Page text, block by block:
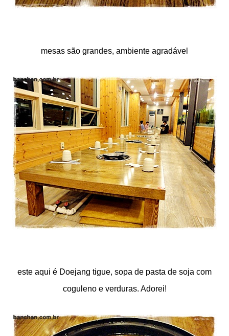
mesas são grandes, ambiente agradável
este aqui é Doejang tigue, sopa de pasta de soja com
coguleno e verduras. Adorei!